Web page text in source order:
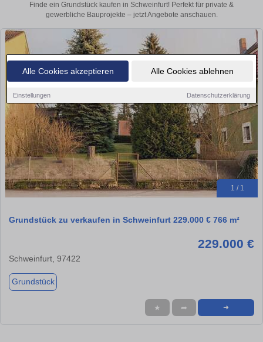
Alle Cookies akzeptieren Alle Cookies ablehnen
Einstellungen Datenschutzerklärung
Finde ein Grundstück kaufen in Schweinfurt! Perfekt für private &
gewerbliche Bauprojekte – jetzt Angebote anschauen.
1 / 1
Grundstück zu verkaufen in Schweinfurt 229.000 € 766 m²
229.000 €
Schweinfurt, 97422
Grundstück
★ ➦ ➜